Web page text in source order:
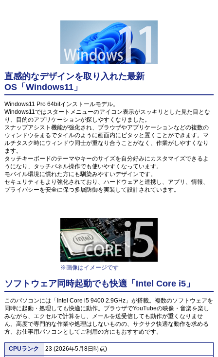
直感的なデザインを取り入れた最新
OS「Windows11」
Windows11 Pro 64bitインストールモデル。
Windows11ではスタートメニューのアイコン表示がスッキリとした見た目とな
り、目的のアプリケーションが探しやすくなりました。
スナップアシスト機能が強化され、ブラウザやアプリケーションなどの複数の
ウィンドウをまるでタイルのように画面内にピタッと置くことができます。マ
ルチタスク時にウィンドウ同士が重なり合うことがなく、作業がしやすくなり
ます。
タッチキーボードのテーマやキーのサイズを自分好みにカスタマイズできるよ
うになり、タッチパネル操作でも使いやすくなっています。
モバイル環境に慣れた方にも馴染みやすいデザインです。
セキュリティもより強化されており、ハードウェアと連携し、アプリ、情報、
プライバシーを安全に保つ多層防御を実装して設計されています。
※画像はイメージです
ソフトウェア同時起動でも快適「Intel Core i5」
このパソコンには「Intel Core i5 9400 2.9GHz」が搭載。複数のソフトウェアを
同時に起動・処理しても快適に動作。ブラウザでYouTubeの映像・音楽を楽し
みながら、エクセルで計算をし、メールを送受信しても動作が重くなりませ
ん。高度で専門的な作業や処理はしないものの、サクサク快適な動作を求める
方、お仕事用パソコンとしてご利用の方にもおすすめです。
CPUランク 23 (2026年5月8日時点)